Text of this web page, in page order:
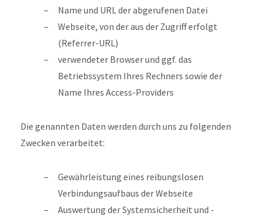
Name und URL der abgerufenen Datei
Webseite, von der aus der Zugriff erfolgt
(Referrer-URL)
verwendeter Browser und ggf. das
Betriebssystem Ihres Rechners sowie der
Name Ihres Access-Providers
Die genannten Daten werden durch uns zu folgenden
Zwecken verarbeitet:
Gewährleistung eines reibungslosen
Verbindungsaufbaus der Webseite
Auswertung der Systemsicherheit und -